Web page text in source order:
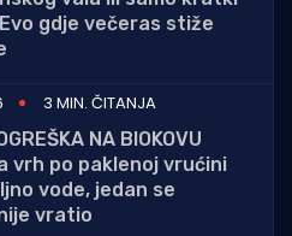
gdje večeras stiže
3 MIN. ČITANJA
NA BIOKOVU
vrh po paklenoj vrućini
vode, jedan se
vratio